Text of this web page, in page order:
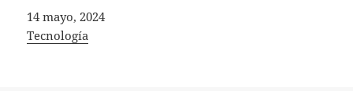
Fecha
14 mayo, 2024
In relation to
Tecnología